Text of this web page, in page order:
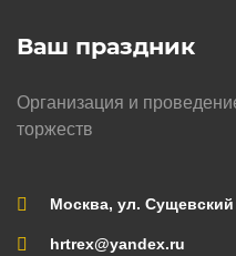
Ваш праздник
Организация и
торжеств
Москва, ул. Сущевский
hrtrex@yandex.ru